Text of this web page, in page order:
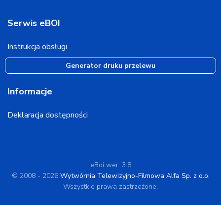
Serwis eBOI
Instrukcja obsługi
Generator druku przelewu
Informacje
Deklaracja dostępności
eBoi wer. 3.8
© 2008 - 2026 Wytwórnia Telewizyjno-Filmowa Alfa Sp. z o.o.
Wszystkie prawa zastrzeżone.